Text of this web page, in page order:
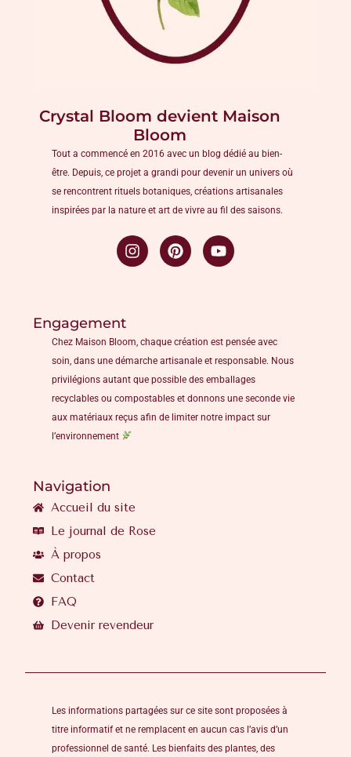
Crystal Bloom devient Maison
Bloom
Tout a commencé en 2016 avec un blog dédié au bien-
être. Depuis, ce projet a grandi pour devenir un univers où
se rencontrent rituels botaniques, créations artisanales
inspirées par la nature et art de vivre au fil des saisons.
Engagement
Chez Maison Bloom, chaque création est pensée avec
soin, dans une démarche artisanale et responsable. Nous
privilégions autant que possible des emballages
recyclables ou compostables et donnons une seconde vie
aux matériaux reçus afin de limiter notre impact sur
l’environnement
Navigation
Accueil du site
Le journal de Rose
À propos
Contact
FAQ
Devenir revendeur
Les informations partagées sur ce site sont proposées à
titre informatif et ne remplacent en aucun cas l’avis d’un
professionnel de santé. Les bienfaits des plantes, des